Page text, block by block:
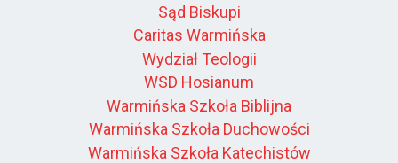
Sąd Biskupi
Caritas Warmińska
Wydział Teologii
WSD Hosianum
Warmińska Szkoła Biblijna
Warmińska Szkoła Duchowości
Warmińska Szkoła Katechistów